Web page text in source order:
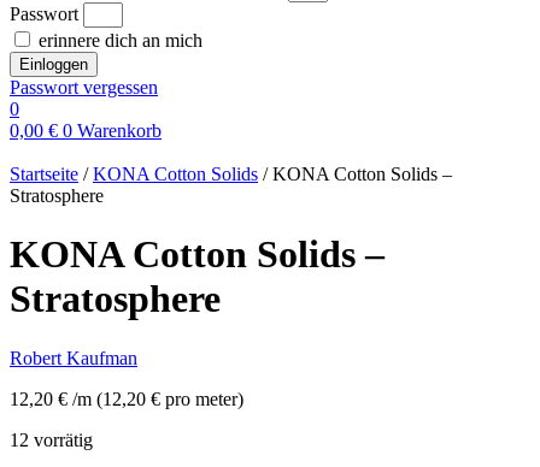
Passwort
erinnere dich an mich
Einloggen
Passwort vergessen
0
0,00 € 0 Warenkorb
Startseite /KONA Cotton Solids / KONA Cotton Solids –
Stratosphere
KONA Cotton Solids –
Stratosphere
Robert Kaufman
12,20 € /m (12,20 € pro meter)
12 vorrätig